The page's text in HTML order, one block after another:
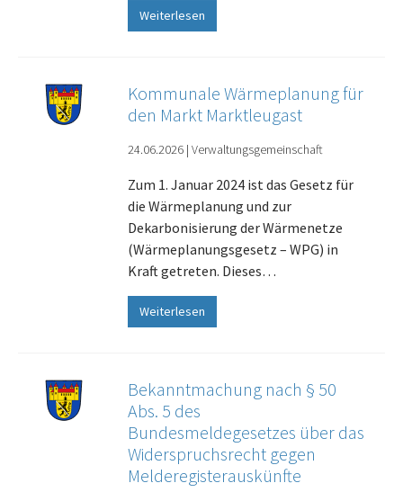
Weiterlesen
Kommunale Wärmeplanung für
den Markt Marktleugast
24.06.2026 | Verwaltungsgemeinschaft
Zum 1. Januar 2024 ist das Gesetz für
die Wärmeplanung und zur
Dekarbonisierung der Wärmenetze
(Wärmeplanungsgesetz – WPG) in
Kraft getreten. Dieses…
Weiterlesen
Bekanntmachung nach § 50
Abs. 5 des
Bundesmeldegesetzes über das
Widerspruchsrecht gegen
Melderegisterauskünfte